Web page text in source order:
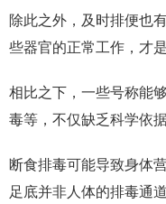
除此之外，及时排便也
些器官的正常工作，才
相比之下，一些号称能
毒等，不仅缺乏科学依
断食排毒可能导致身体
足底并非人体的排毒通